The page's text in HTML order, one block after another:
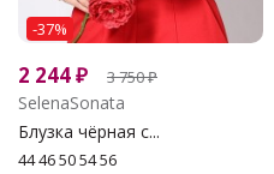
-37%
2 244₽ 3 750₽
SelenaSonata
Блузка чёрная с...
44 46 50 54 56